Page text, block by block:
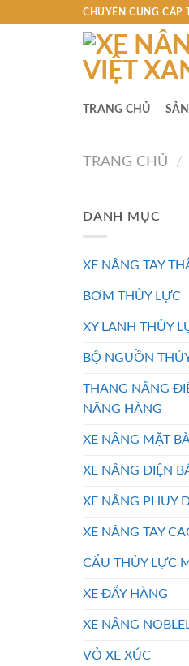
CHUYÊN CUNG CẤP
TRANG CHỦ
TRANG CHỦ /
DANH MỤC
XE NÂNG TAY
BƠM THỦY LỰC
XY LANH THỦY
BỘ NGUỒN
THANG NÂNG
NÂNG HÀNG
XE NÂNG MẶT
XE NÂNG ĐIỆN
XE NÂNG PHUY
XE NÂNG TAY
CẨU THỦY LỰC
XE ĐẨY HÀNG
XE NÂNG
VỎ XE XÚC